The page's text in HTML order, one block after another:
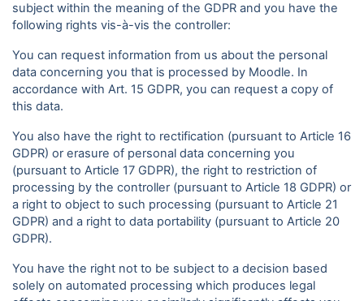
subject within the meaning of the GDPR and you have the
following rights vis-à-vis the controller:
You can request information from us about the personal
data concerning you that is processed by Moodle. In
accordance with Art. 15 GDPR, you can request a copy of
this data.
You also have the right to rectification (pursuant to Article 16
GDPR) or erasure of personal data concerning you
(pursuant to Article 17 GDPR), the right to restriction of
processing by the controller (pursuant to Article 18 GDPR) or
a right to object to such processing (pursuant to Article 21
GDPR) and a right to data portability (pursuant to Article 20
GDPR).
You have the right not to be subject to a decision based
solely on automated processing which produces legal